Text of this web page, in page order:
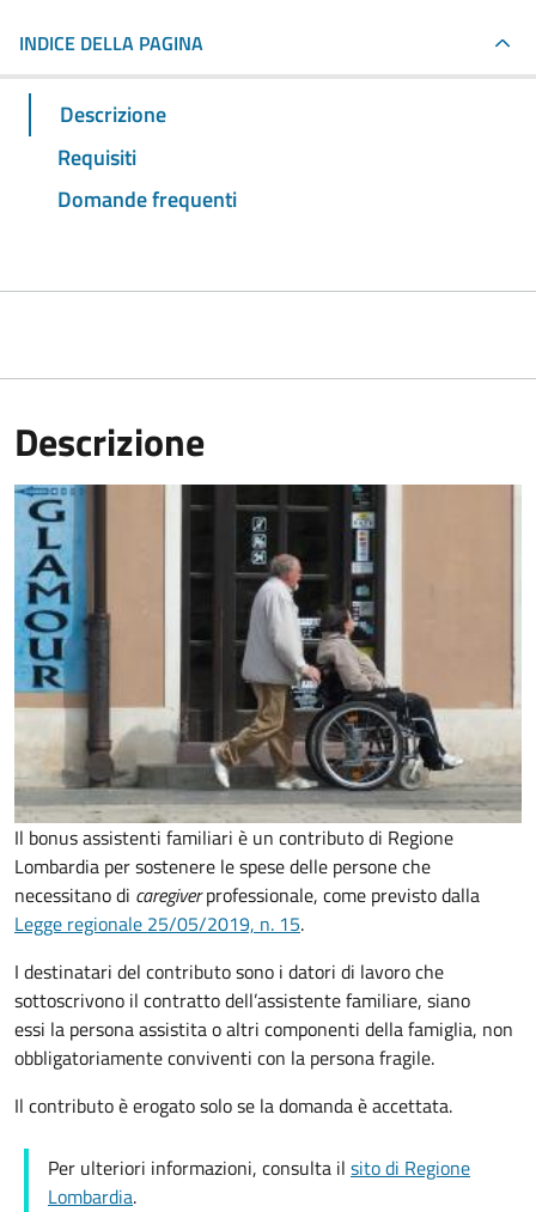
INDICE DELLA PAGINA
Descrizione
Requisiti
Domande frequenti
Descrizione
Il bonus assistenti familiari è un contributo di Regione
Lombardia per sostenere le spese delle persone che
necessitano di caregiverprofessionale, come previsto dalla
Legge regionale 25/05/2019, n. 15.
I destinatari del contributosono i datori di lavoro che
sottoscrivono il contratto dell’assistente familiare, siano
essi la persona assistita o altri componenti della famiglia, non
obbligatoriamente conviventi con la persona fragile.
Il contributo è erogato solo se la domanda è accettata.
Per ulteriori informazioni, consulta il sito di Regione
Lombardia.